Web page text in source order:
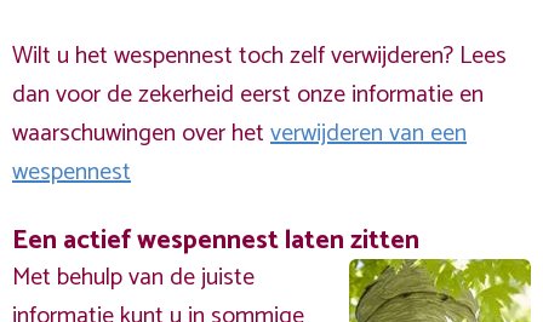
Wilt u het wespennest toch zelf verwijderen? Lees
dan voor de zekerheid eerst onze informatie en
waarschuwingen over hetverwijderen van een
wespennest
Een actief wespennest laten zitten
Met behulp van de juiste